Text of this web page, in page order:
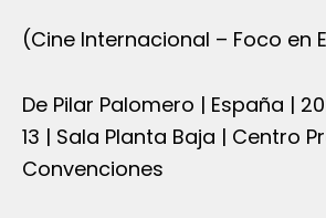
(Cine Internacional – Foco en
De Pilar Palomero | España |
13 | Sala Planta Baja | Centro
Convenciones